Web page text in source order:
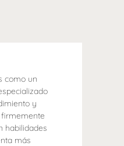
como un
y
habilidades
más